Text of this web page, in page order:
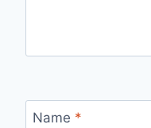
Name *